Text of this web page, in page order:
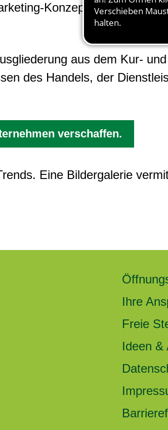
Konzept zugrunde.
aus dem Kur-
des Handels, der
verschaffen.
Eine Bildergalerie
Ihre
Freie
Ideen &